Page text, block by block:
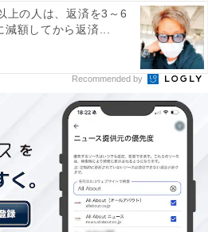
上の人は、返済を3～6
額してから返済...
Recommended by